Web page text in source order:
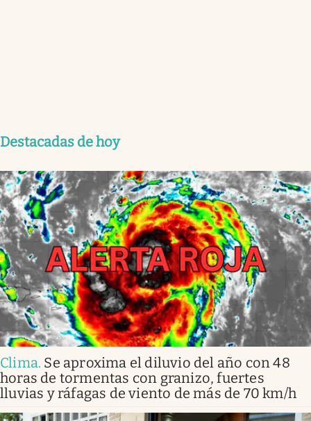
Destacadas de hoy
Clima. Se aproxima el diluvio del año con 48
horas de tormentas con granizo, fuertes
lluvias y ráfagas de viento de más de 70 km/h